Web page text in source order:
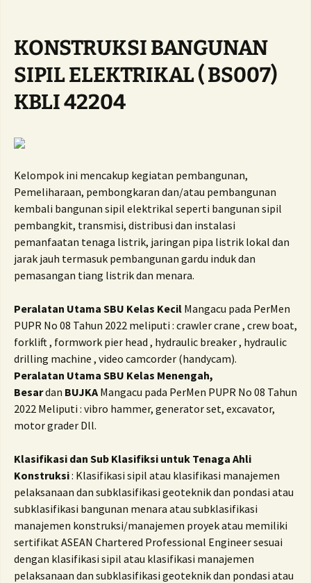
KONSTRUKSI BANGUNAN
SIPIL ELEKTRIKAL ( BS007)
KBLI 42204
Kelompok ini mencakup kegiatan pembangunan,
Pemeliharaan, pembongkaran dan/atau pembangunan
kembali bangunan sipil elektrikal seperti bangunan sipil
pembangkit, transmisi, distribusi dan instalasi
pemanfaatan tenaga listrik, jaringan pipa listrik lokal dan
jarak jauh termasuk pembangunan gardu induk dan
pemasangan tiang listrik dan menara.
Peralatan Utama SBU Kelas Kecil Mangacu pada PerMen
PUPR No 08 Tahun 2022 meliputi : crawler crane , crew boat,
forklift , formwork pier head , hydraulic breaker , hydraulic
drilling machine , video camcorder (handycam).
Peralatan Utama SBU Kelas Menengah,
Besardan BUJKAMangacu pada PerMen PUPR No 08 Tahun
2022 Meliputi : vibro hammer, generator set, excavator,
motor grader Dll.
Klasifikasi dan Sub Klasifiksi untuk Tenaga Ahli
Konstruksi: Klasifikasi sipil atau klasifikasi manajemen
pelaksanaan dan subklasifikasi geoteknik dan pondasi atau
subklasifikasi bangunan menara atau subklasifikasi
manajemen konstruksi/manajemen proyek atau memiliki
sertifikat ASEAN Chartered Professional Engineer sesuai
dengan klasifikasi sipil atau klasifikasi manajemen
pelaksanaan dan subklasifikasi geoteknik dan pondasi atau